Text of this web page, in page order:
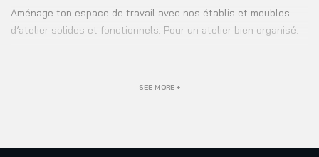
Aménage ton espace de travail avec nos établis et meubles
d’atelier solides et fonctionnels. Pour un atelier bien organisé.
SEE MORE +